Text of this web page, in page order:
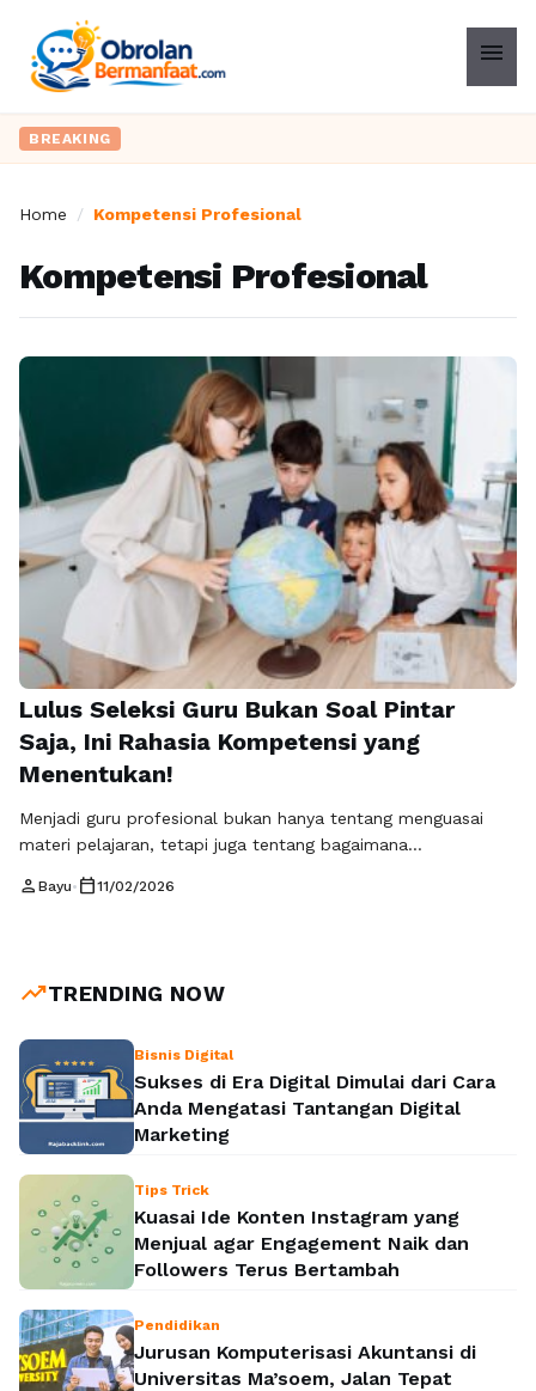
menu
BREAKING
Home / Kompetensi Profesional
Kompetensi Profesional
Lulus Seleksi Guru Bukan Soal Pintar
Saja, Ini Rahasia Kompetensi yang
Menentukan!
Menjadi guru profesional bukan hanya tentang menguasai
materi pelajaran, tetapi juga tentang bagaimana
Dalam dunia pendidikan modern, kompetensi profesional dan
kompetensi, sangat bergantung pada keseimbangan antara
person Bayu• calendar_today11/02/2026
trending_upTRENDING NOW
Bisnis Digital
Sukses di Era Digital Dimulai dari Cara
Anda Mengatasi Tantangan Digital
Marketing
Tips Trick
Kuasai Ide Konten Instagram yang
Menjual agar Engagement Naik dan
Followers Terus Bertambah
Pendidikan
Jurusan Komputerisasi Akuntansi di
Universitas Ma’soem, Jalan Tepat